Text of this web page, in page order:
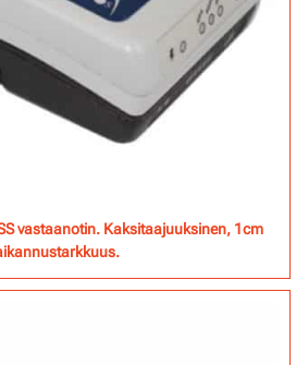
vastaanotin. Kaksitaajuuksinen, 1cm